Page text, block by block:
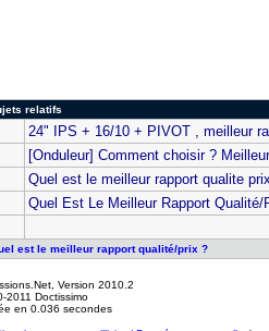
relatifs
24" IPS + 16/10 + PIVOT , meilleur
[Onduleur] Comment choisir ?
Quel est le meilleur rapport qualite
Quel Est Le Meilleur Rapport
est le meilleur rapport qualité/prix ?
, Version 2010.2
2011 Doctissimo
en 0.036 secondes